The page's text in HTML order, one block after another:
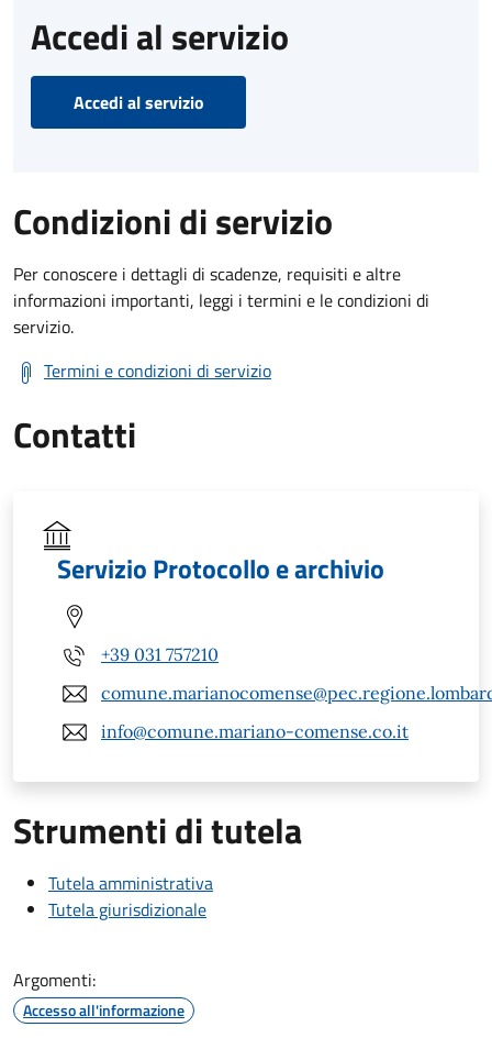
Accedi al servizio
Accedi al servizio
Condizioni di servizio
Per conoscere i dettagli di scadenze, requisiti e altre
informazioni importanti, leggi i termini e le condizioni di
servizio.
Termini e condizioni di servizio
Contatti
Servizio Protocollo e archivio
+39 031 757210
info@comune.mariano-comense.co.it
Strumenti di tutela
Tutela amministrativa
Tutela giurisdizionale
Argomenti:
Accesso all'informazione